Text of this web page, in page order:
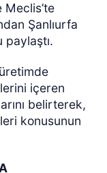
Meclis’te
Şanlıurfa
paylaştı.
içeren
belirterek,
konusunun